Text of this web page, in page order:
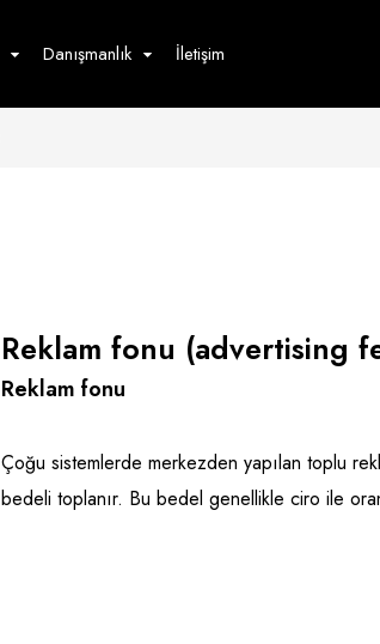
Danışmanlık İletişim
Reklam fonu (advertising
Reklam fonu
Çoğu sistemlerde merkezden yapılan toplu
bedeli toplanır. Bu bedel genellikle ciro ile